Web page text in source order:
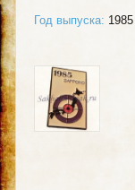
Год выпуска: 1985